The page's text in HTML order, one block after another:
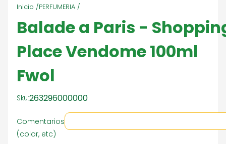
Inicio /PERFUMERIA /
Balade a Paris -
Place Vendome 100ml
Fwol
Sku:263296000000
Comentarios
(color, etc)